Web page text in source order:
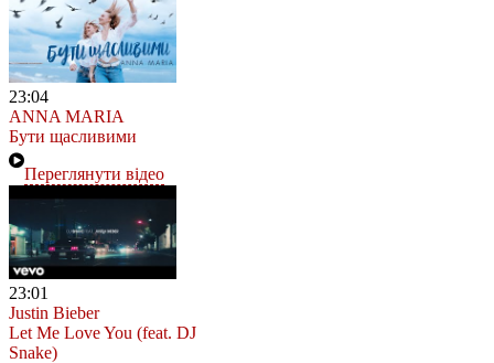
23:04
ANNA MARIA
Бути щасливими
Переглянути відео
23:01
Justin Bieber
Let Me Love You (feat. DJ
Snake)